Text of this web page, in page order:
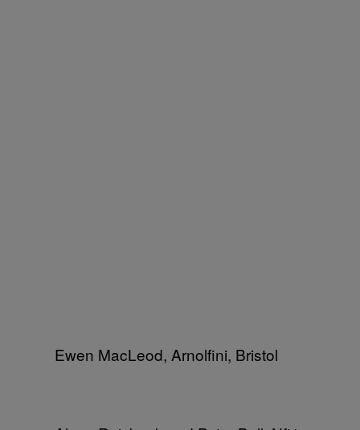
Ewen MacLeod, Arnolfini, Bristol